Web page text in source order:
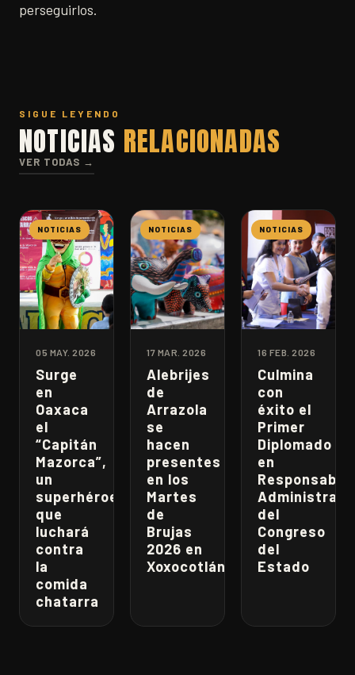
perseguirlos.
SIGUE LEYENDO
NOTICIAS RELACIONADAS
VER TODAS →
NOTICIAS
05 MAY. 2026
Surge
en
Oaxaca
el
“Capitán
Mazorca”,
un
superhéroe
que
luchará
contra
la
comida
chatarra
NOTICIAS
17 MAR. 2026
Alebrijes
de
Arrazola
se
hacen
presentes
en los
Martes
de
Brujas
2026 en
Xoxocotlán
NOTICIAS
16 FEB. 2026
Culmina
con
éxito el
Primer
Diplomado
en
del
Congreso
del
Estado